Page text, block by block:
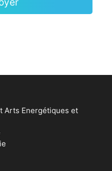
Arts Energétiques et